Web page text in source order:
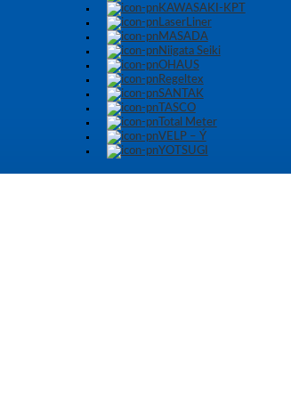
KAWASAKI-KPT
LaserLiner
MASADA
Niigata Seiki
OHAUS
Regeltex
SANTAK
TASCO
Total Meter
VELP – Ý
YOTSUGI